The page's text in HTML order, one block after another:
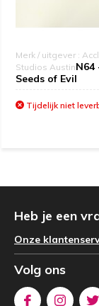
Merk / uitgever :
Studios AustinN64
Seeds of Evil
Tijdelijk niet
Heb je een
Onze
Volg ons